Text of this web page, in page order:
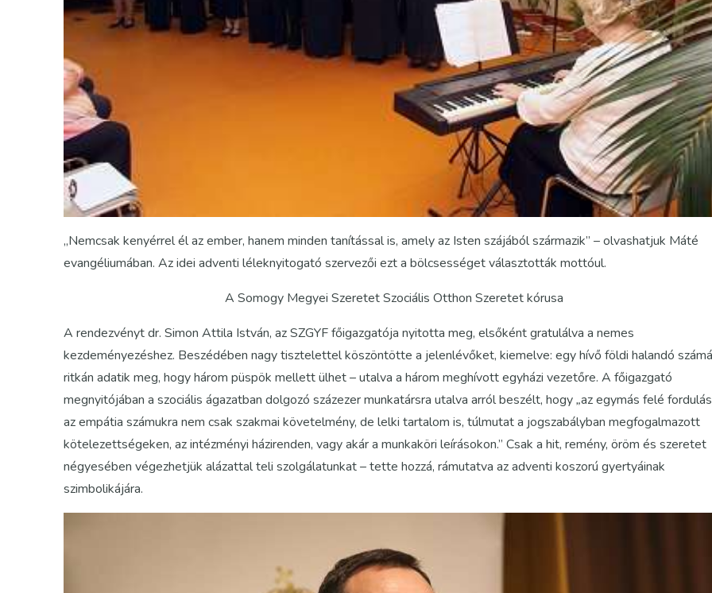
„Nemcsak kenyérrel él az ember, hanem minden tanítással is, amely az Isten szájából származik” – olvashatjuk Máté
evangéliumában. Az idei adventi léleknyitogató szervezői ezt a bölcsességet választották mottóul.
A Somogy Megyei Szeretet Szociális Otthon Szeretet kórusa
A rendezvényt dr. Simon Attila István, az SZGYF főigazgatója nyitotta meg, elsőként gratulálva a nemes
kezdeményezéshez. Beszédében nagy tisztelettel köszöntötte a jelenlévőket, kiemelve: egy hívő földi halandó
ritkán adatik meg, hogy három püspök mellett ülhet – utalva a három meghívott egyházi vezetőre. A főigazgató
megnyitójában a szociális ágazatban dolgozó százezer munkatársra utalva arról beszélt, hogy„az egymás felé
az empátia számukra nem csak szakmai követelmény, de lelki tartalom is, túlmutat a jogszabályban megfogalmazott
kötelezettségeken, az intézményi házirenden, vagy akár a munkaköri leírásokon.” Csak a hit, remény, öröm és szeretet
négyesében végezhetjük alázattal teli szolgálatunkat – tette hozzá, rámutatva az adventi koszorú gyertyáinak
szimbolikájára.